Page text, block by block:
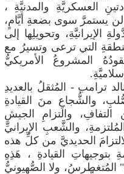
العسكريَّةِ والمدنيَّةِ ،
يستمرَّ سوى بضعةِ أيَّامٍ،
الإيرانيَّةِ، وتحويلِها إلى
التي ترعى وتسيرُ مع
المشروعُ الأمريكيُّ
ترامب - المُثقلُ بالعديدِ
والشُّجاعِ منَ القيادةِ
التفافِ، والتزامِ الجيشِ
والشَّعبِ الإيرانيِّ
الحديديَّ من كلِّ هذه
بتوجيهاتِ القيادةِ ، هَذِهِ
المُتغطرسُ، ولا الصُّهيونيُّ